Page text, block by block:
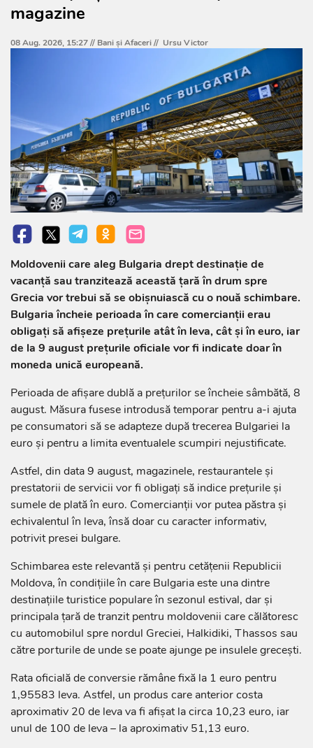
magazine
08 Aug. 2026, 15:27 // Bani și Afaceri// Ursu Victor
Moldovenii care aleg Bulgaria drept destinație de
vacanță sau tranzitează această țară în drum spre
Grecia vor trebui să se obișnuiască cu o nouă schimbare.
Bulgaria încheie perioada în care comercianții erau
obligați să afișeze prețurile atât în leva, cât și în euro, iar
de la 9 august prețurile oficiale vor fi indicate doar în
moneda unică europeană.
Perioada de afișare dublă a prețurilor se încheie sâmbătă, 8
august. Măsura fusese introdusă temporar pentru a-i ajuta
pe consumatori să se adapteze după trecerea Bulgariei la
euro și pentru a limita eventualele scumpiri nejustificate.
Astfel, din data 9 august, magazinele, restaurantele și
prestatorii de servicii vor fi obligați să indice prețurile și
sumele de plată în euro. Comercianții vor putea păstra și
echivalentul în leva, însă doar cu caracter informativ,
potrivit presei bulgare.
Schimbarea este relevantă și pentru cetățenii Republicii
Moldova, în condițiile în care Bulgaria este una dintre
destinațiile turistice populare în sezonul estival, dar și
principala țară de tranzit pentru moldovenii care călătoresc
cu automobilul spre nordul Greciei, Halkidiki, Thassos sau
către porturile de unde se poate ajunge pe insulele grecești.
Rata oficială de conversie rămâne fixă la 1 euro pentru
1,95583 leva. Astfel, un produs care anterior costa
aproximativ 20 de leva va fi afișat la circa 10,23 euro, iar
unul de 100 de leva – la aproximativ 51,13 euro.